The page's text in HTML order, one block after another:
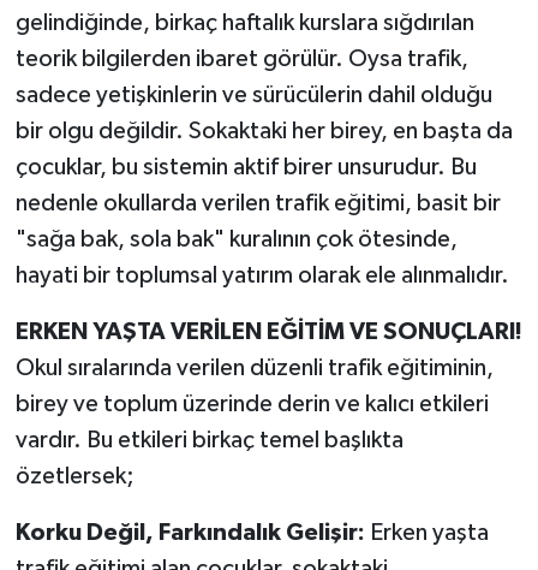
gelindiğinde, birkaç haftalık kurslara sığdırılan
teorik bilgilerden ibaret görülür. Oysa trafik,
sadece yetişkinlerin ve sürücülerin dahil olduğu
bir olgu değildir. Sokaktaki her birey, en başta da
çocuklar, bu sistemin aktif birer unsurudur. Bu
nedenle okullarda verilen trafik eğitimi, basit bir
"sağa bak, sola bak" kuralının çok ötesinde,
hayati bir toplumsal yatırım olarak ele alınmalıdır.
ERKEN YAŞTA VERİLEN EĞİTİM VE SONUÇLARI!
Okul sıralarında verilen düzenli trafik eğitiminin,
birey ve toplum üzerinde derin ve kalıcı etkileri
vardır. Bu etkileri birkaç temel başlıkta
özetlersek;
Korku Değil, Farkındalık Gelişir: Erken yaşta